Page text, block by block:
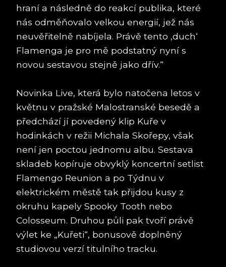
hraní a následně do reakcí publika, které
nás odměňovalo velkou energií, jež nás
neuvěřitelně nabíjela. Právě tento ‚duch‘
Flamenga je pro mě podstatný nyní s
novou sestavou stejně jako dřív.“
Novinka Live, která bylo natočena letos v
květnu v pražské Malostranské besedě a
předchází jí povedený klip Kuře v
hodinkách v režii Michala Skořepy, však
není jen poctou jednomu albu. Sestava
skladeb kopíruje obvyklý koncertní setlist
Flamengo Reunion a po Týdnu v
elektrickém městě tak přijdou kusy z
okruhu kapely Spooky Tooth nebo
Colosseum. Druhou půli pak tvoří právě
výlet ke „Kuřeti“, bonusově doplněný
studiovou verzí titulního tracku.